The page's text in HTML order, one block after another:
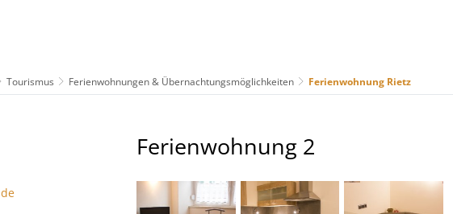
& Rathaus Freizeit & Tourismus Wirtschaft & Handel
Tourismus Ferienwohnungen & Übernachtungsmöglichkeiten Ferienwohnung Rietz
Ferienwohnung 2